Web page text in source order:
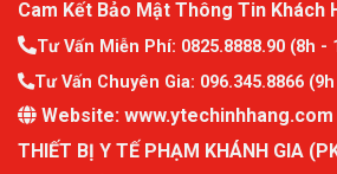
Cam Kết Bảo Mật Thông Tin Khách
Tư Vấn Miễn Phí: 0825.8888.90 (8h -
Tư Vấn Chuyên Gia: 096.345.8866
Website: www.ytechinhhang.com
THIẾT BỊ Y TẾ PHẠM KHÁNH GIA